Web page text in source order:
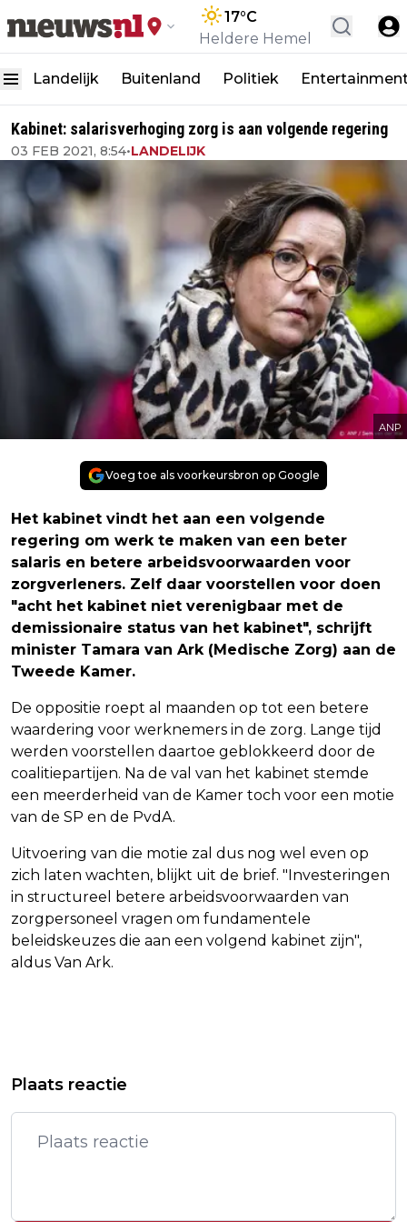
17°C
Heldere Hemel
Landelijk Buitenland Politiek
Kabinet: salarisverhoging zorg is aan volgende regering
03 FEB 2021, 8:54•LANDELIJK
ANP
Voeg toe als voorkeursbron op Google
Het kabinet vindt het aan een volgende
regering om werk te maken van een beter
salaris en betere arbeidsvoorwaarden voor
zorgverleners. Zelf daar voorstellen voor doen
"acht het kabinet niet verenigbaar met de
demissionaire status van het kabinet", schrijft
minister Tamara van Ark (Medische Zorg) aan de
Tweede Kamer.
De oppositie roept al maanden op tot een betere
waardering voor werknemers in de zorg. Lange tijd
werden voorstellen daartoe geblokkeerd door de
coalitiepartijen. Na de val van het kabinet stemde
een meerderheid van de Kamer toch voor een motie
van de SP en de PvdA.
Uitvoering van die motie zal dus nog wel even op
zich laten wachten, blijkt uit de brief. "Investeringen
in structureel betere arbeidsvoorwaarden van
zorgpersoneel vragen om fundamentele
beleidskeuzes die aan een volgend kabinet zijn",
aldus Van Ark.
VACCIN TEGEN MEER VARIANTEN
PRAKTIJKEN ALTERNATIEVE
BEHANDELAARS BLIJVEN DICHT
Plaats reactie